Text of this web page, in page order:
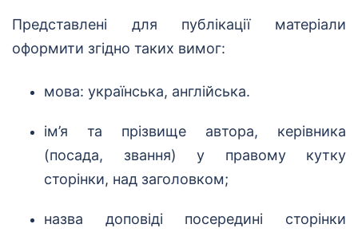
Представлені для публікації матеріали
оформити згідно таких вимог:
мова: українська, англійська.
ім’я та прізвище автора, керівника
(посада, звання) у правому кутку
сторінки, над заголовком;
назва доповіді посередині сторінки